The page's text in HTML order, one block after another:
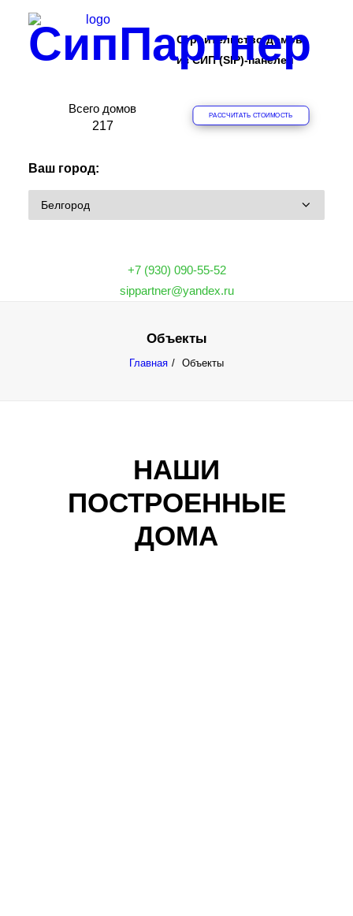
СипПартнер
О КОМПАНИИ
О ТЕХНОЛОГИИ
Строительство домов
из СИП (SIP)-панелей
Всего домов
217
РАССЧИТАТЬ СТОИМОСТЬ
Ваш город:
+7 (930) 090-55-52
sippartner@yandex.ru
Объекты
Главная Объекты
НАШИ
ПОСТРОЕННЫЕ
ДОМА